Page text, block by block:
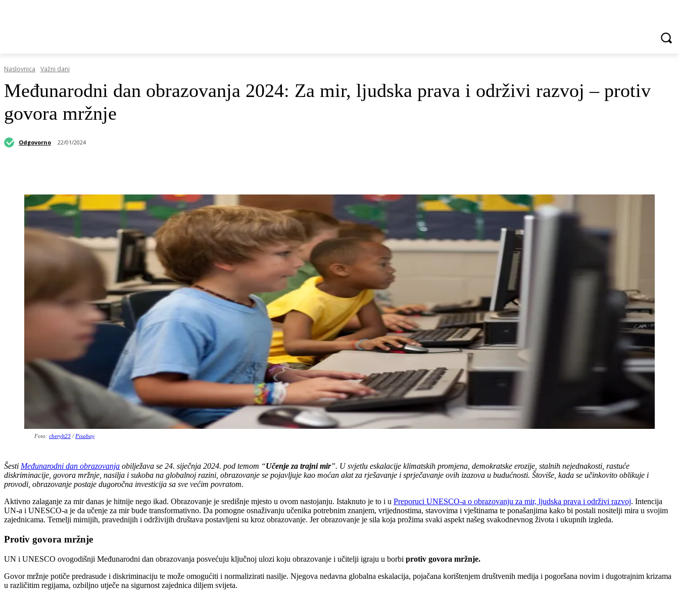
Naslovnica Važni dani
Međunarodni dan obrazovanja 2024: Za mir, ljudska prava i održivi razvoj – protiv
govora mržnje
Odgovorno 22/01/2024
Foto: cherylt23 / Pixabay
Šesti Međunarodni dan obrazovanja obilježava se 24. siječnja 2024. pod temom “Učenje za trajni mir”. U svjetlu eskalacije klimatskih promjena, demokratske erozije, stalnih nejednakosti, rastuće
diskriminacije, govora mržnje, nasilja i sukoba na globalnoj razini, obrazovanje se pojavljuje kao moćan alat za rješavanje i sprječavanje ovih izazova u budućnosti. Štoviše, kada se učinkovito oblikuje i
provodi, obrazovanje postaje dugoročna investicija sa sve većim povratom.
Aktivno zalaganje za mir danas je hitnije nego ikad. Obrazovanje je središnje mjesto u ovom nastojanju. Istaknuto je to i u Preporuci UNESCO-a o obrazovanju za mir, ljudska prava i održivi razvoj. Intencija
UN-a i UNESCO-a je da učenje za mir bude transformativno. Da pomogne osnaživanju učenika potrebnim znanjem, vrijednostima, stavovima i vještinama te ponašanjima kako bi postali nositelji mira u svojim
zajednicama. Temelji mirnijih, pravednijih i održivijih društava postavljeni su kroz obrazovanje. Jer obrazovanje je sila koja prožima svaki aspekt našeg svakodnevnog života i ukupnih izgleda.
Protiv govora mržnje
UN i UNESCO ovogodišnji Međunarodni dan obrazovanja posvećuju ključnoj ulozi koju obrazovanje i učitelji igraju u borbi protiv govora mržnje.
Govor mržnje potiče predrasude i diskriminaciju te može omogućiti i normalizirati nasilje. Njegova nedavna globalna eskalacija, pojačana korištenjem društvenih medija i pogoršana novim i dugotrajnim krizama
u različitim regijama, ozbiljno utječe na sigurnost zajednica diljem svijeta.